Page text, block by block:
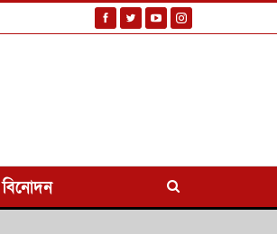
বিনোদন